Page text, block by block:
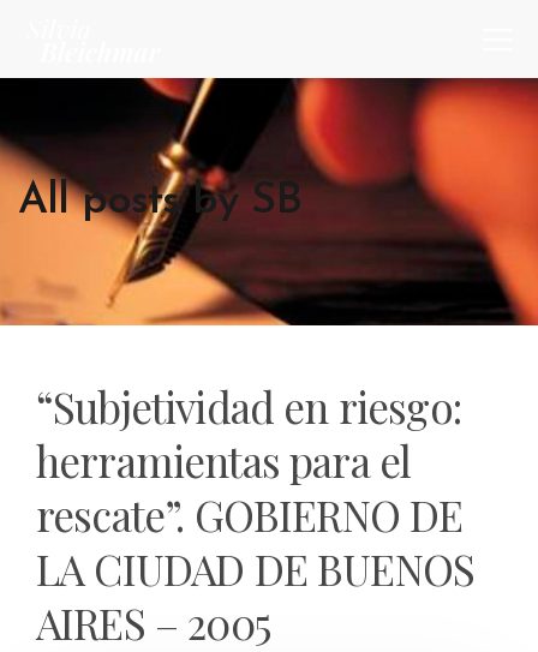
All posts by SB
“Subjetividad en riesgo:
herramientas para el
rescate”. GOBIERNO DE
LA CIUDAD DE BUENOS
AIRES – 2005